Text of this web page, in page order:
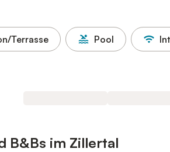
Terrasse Pool
B&Bs im Zillertal